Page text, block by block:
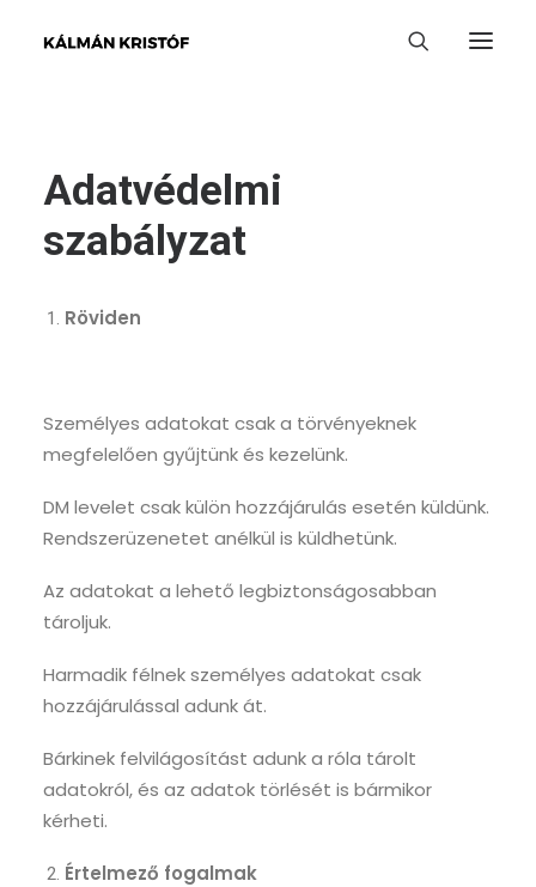
Adatvédelmi
szabályzat
Röviden
Személyes adatokat csak a törvényeknek
megfelelően gyűjtünk és kezelünk.
DM levelet csak külön hozzájárulás esetén küldünk.
Rendszerüzenetet anélkül is küldhetünk.
Az adatokat a lehető legbiztonságosabban
tároljuk.
Harmadik félnek személyes adatokat csak
hozzájárulással adunk át.
Bárkinek felvilágosítást adunk a róla tárolt
adatokról, és az adatok törlését is bármikor
kérheti.
Értelmező fogalmak